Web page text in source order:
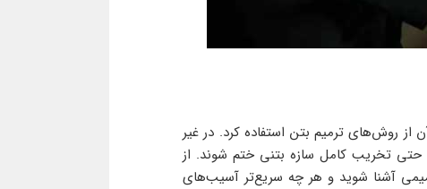
روش‌های ترمیم بتن استفاده کرد. در غیر
تخریب کامل سازه بتنی ختم شوند. از
آشنا شوید و هر چه سریع‌تر آسیب‌های